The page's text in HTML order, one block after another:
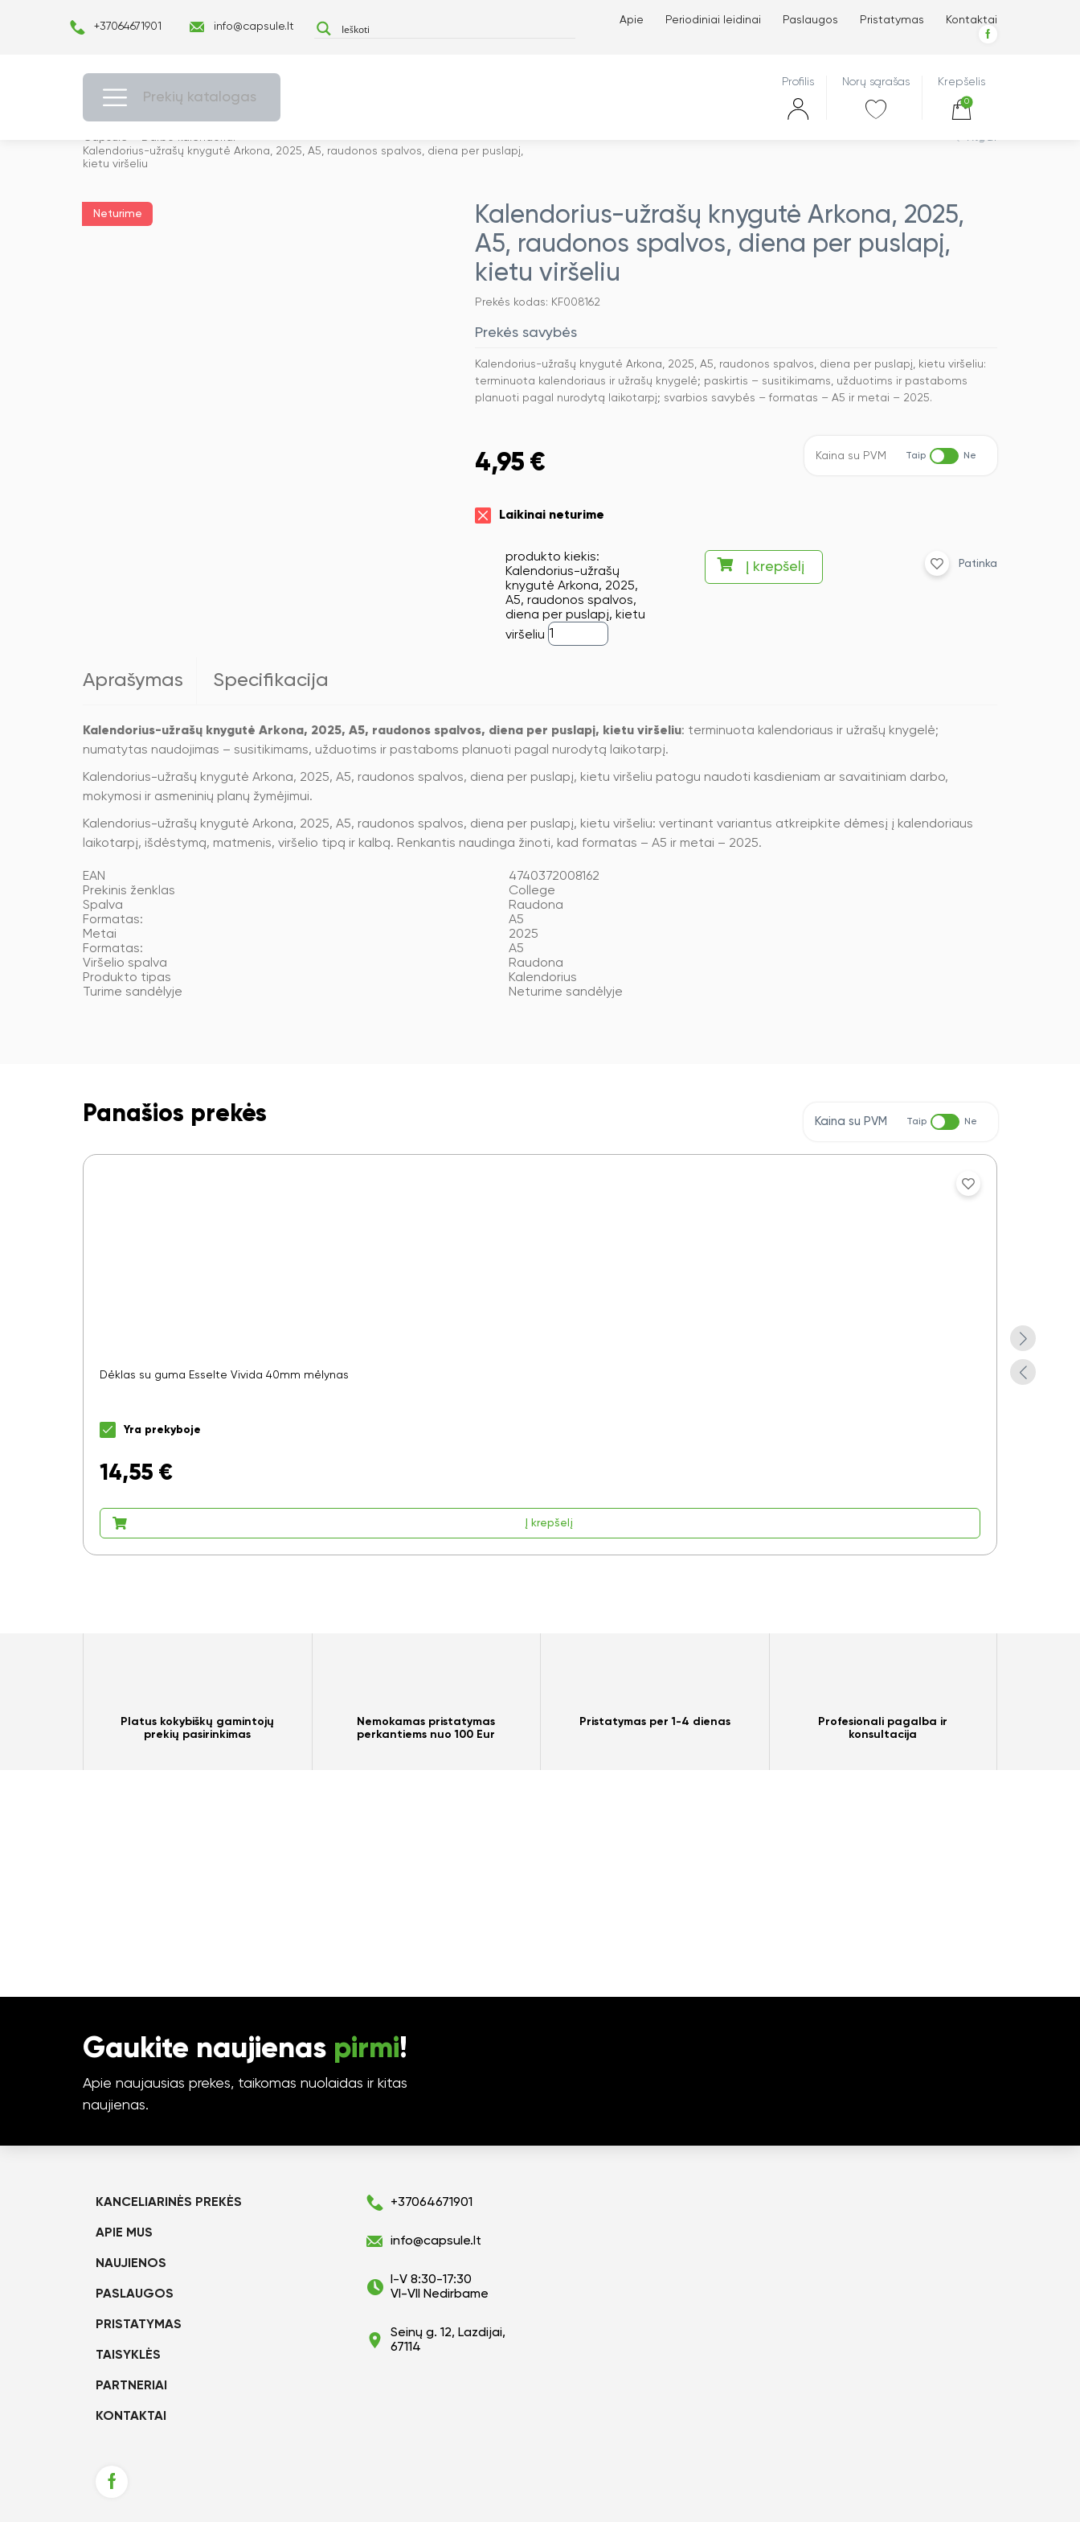
+37064671901 info@capsule.lt
Apie Periodiniai leidinai Paslaugos Pristatymas Kontaktai
Prekių katalogas
Profilis Norų sąrašas Krepšelis
0
Capsulė Darbo kalendoriai
Kalendorius-užrašų knygutė Arkona, 2025, A5, raudonos spalvos, diena per puslapį,
kietu viršeliu
Atgal
Neturime
Kalendorius-užrašų knygutė Arkona, 2025,
A5, raudonos spalvos, diena per puslapį,
kietu viršeliu
Prekės kodas: KF008162
Prekės savybės
Kalendorius-užrašų knygutė Arkona, 2025, A5, raudonos spalvos, diena per puslapį, kietu viršeliu:
terminuota kalendoriaus ir užrašų knygelė; paskirtis – susitikimams, užduotims ir pastaboms
planuoti pagal nurodytą laikotarpį; svarbios savybės – formatas – A5 ir metai – 2025.
4,95 € Kaina su PVM Taip Ne
Laikinai neturime
produkto kiekis:
Kalendorius-užrašų
knygutė Arkona, 2025,
A5, raudonos spalvos,
diena per puslapį, kietu
viršeliu
Į krepšelį Patinka
Aprašymas Specifikacija
Kalendorius-užrašų knygutė Arkona, 2025, A5, raudonos spalvos, diena per puslapį, kietu viršeliu: terminuota kalendoriaus ir užrašų knygelė;
numatytas naudojimas – susitikimams, užduotims ir pastaboms planuoti pagal nurodytą laikotarpį.
Kalendorius-užrašų knygutė Arkona, 2025, A5, raudonos spalvos, diena per puslapį, kietu viršeliu patogu naudoti kasdieniam ar savaitiniam darbo,
mokymosi ir asmeninių planų žymėjimui.
Kalendorius-užrašų knygutė Arkona, 2025, A5, raudonos spalvos, diena per puslapį, kietu viršeliu: vertinant variantus atkreipkite dėmesį į kalendoriaus
laikotarpį, išdėstymą, matmenis, viršelio tipą ir kalbą. Renkantis naudinga žinoti, kad formatas – A5 ir metai – 2025.
EAN
4740372008162
Prekinis ženklas
College
Spalva
Raudona
Formatas:
A5
Metai
2025
Formatas:
A5
Viršelio spalva
Raudona
Produkto tipas
Kalendorius
Turime sandėlyje
Neturime sandėlyje
Panašios prekės Kaina su PVM Taip Ne
Dėklas su guma Esselte Vivida 40mm mėlynas
Yra prekyboje
14,55 €
Į krepšelį
Aplankas
Platus kokybiškų gamintojų
prekių pasirinkimas
Nemokamas pristatymas
perkantiems nuo 100 Eur
Pristatymas per 1-4 dienas
Profesionali pagalba ir
konsultacija
Gaukite naujienas pirmi!
Apie naujausias prekes, taikomas nuolaidas ir kitas
naujienas.
KANCELIARINĖS PREKĖS
APIE MUS
NAUJIENOS
PASLAUGOS
PRISTATYMAS
TAISYKLĖS
PARTNERIAI
KONTAKTAI
+37064671901
info@capsule.lt
I-V 8:30-17:30
VI-VII Nedirbame
Seinų g. 12, Lazdijai,
67114